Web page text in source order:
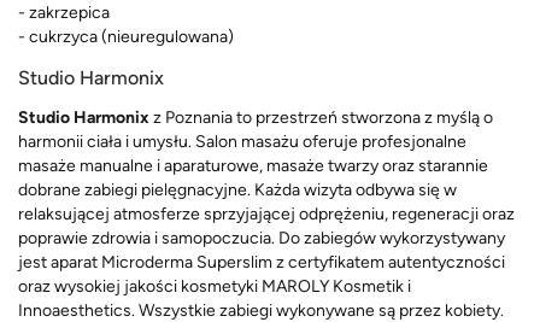
- zakrzepica
- cukrzyca (nieuregulowana)
Studio Harmonix
Studio Harmonix z Poznania to przestrzeń stworzona z myślą o
harmonii ciała i umysłu. Salon masażu oferuje profesjonalne
masaże manualne i aparaturowe, masaże twarzy oraz starannie
dobrane zabiegi pielęgnacyjne. Każda wizyta odbywa się w
relaksującej atmosferze sprzyjającej odprężeniu, regeneracji oraz
poprawie zdrowia i samopoczucia. Do zabiegów wykorzystywany
jest aparat Microderma Superslim z certyfikatem autentyczności
oraz wysokiej jakości kosmetyki MAROLY Kosmetik i
Innoaesthetics. Wszystkie zabiegi wykonywane są przez kobiety.